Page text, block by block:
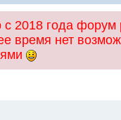
2018 года форум
время нет